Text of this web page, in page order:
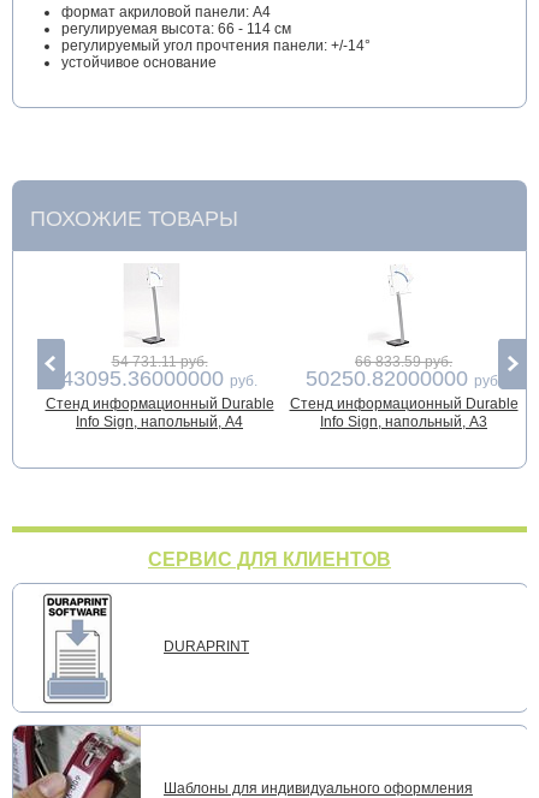
формат акриловой панели: А4
регулируемая высота: 66 - 114 см
регулируемый угол прочтения панели: +/-14°
устойчивое основание
ПОХОЖИЕ ТОВАРЫ
54 731.11 руб.
43095.36000000 руб.
Стенд информационный Durable
Info Sign, напольный, A4
66 833.59 руб.
50250.82000000 руб.
Стенд информационный Durable
Info Sign, напольный, A3
СЕРВИС ДЛЯ КЛИЕНТОВ
DURAPRINT
Шаблоны для индивидуального оформления